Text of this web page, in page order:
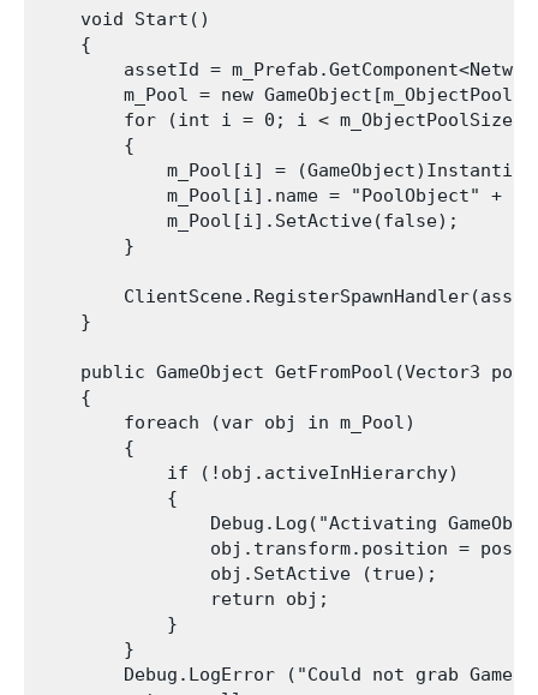
    void Start()
    {
assetId =
m_Pool = new
for (int i = 0; i < m_ObjectPoolSize;
        {
m_Pool[i] =
            m_Pool[i].name = "PoolObject" + i;
            m_Pool[i].SetActive(false);
        }
    }
public GameObject GetFromPool(Vector3
    {
        foreach (var obj in m_Pool)
        {
            if (!obj.activeInHierarchy)
            {
Debug.Log("Activating
obj.transform.position =
                obj.SetActive (true);
                return obj;
            }
        }
Debug.LogError ("Could not grab